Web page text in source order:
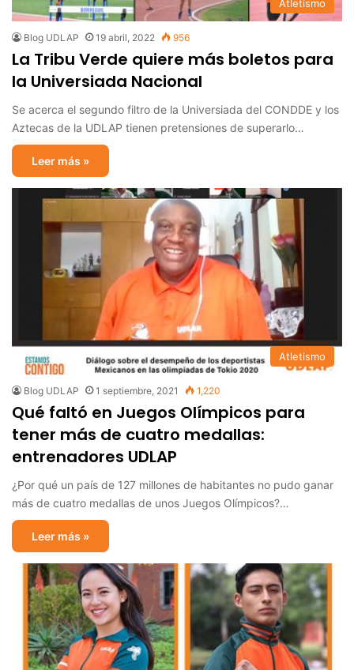
Atletismo
Blog UDLAP 19 abril, 2022 956
La Tribu Verde quiere más boletos para
la Universiada Nacional
Se acerca el segundo filtro de la Universiada del CONDDE y los
Aztecas de la UDLAP tienen pretensiones de superarlo…
Leer más »
Atletismo
Blog UDLAP 1 septiembre, 2021 1,220
Qué faltó en Juegos Olímpicos para
tener más de cuatro medallas:
entrenadores UDLAP
¿Por qué un país de 127 millones de habitantes no pudo ganar
más de cuatro medallas de unos Juegos Olímpicos?…
Leer más »